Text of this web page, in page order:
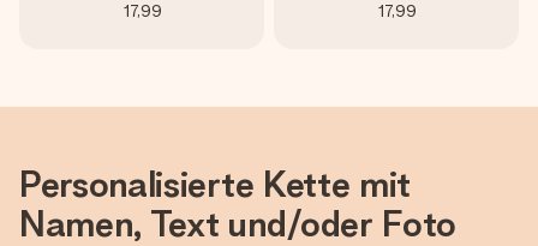
17,99 17,99
Personalisierte Kette mit
Namen, Text und/oder Foto